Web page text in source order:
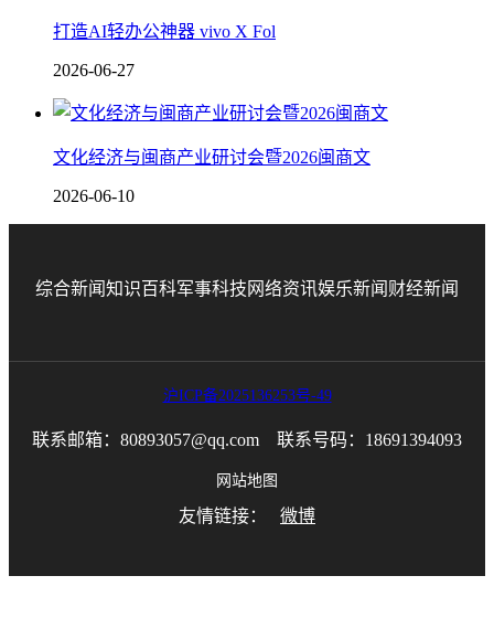
打造AI轻办公神器 vivo X Fol
2026-06-27
文化经济与闽商产业研讨会暨2026闽商文
2026-06-10
综合新闻知识百科军事科技 网络资讯娱乐新闻 财经新闻
沪ICP备2025136253号-49
联系邮箱：80893057@qq.com 联系号码：18691394093
网站地图
友情链接： 微博